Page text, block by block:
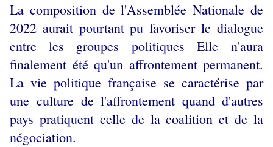
La composition de l'Assemblée Nationale de
2022 aurait pourtant pu favoriser le dialogue
entre les groupes politiques Elle n'aura
finalement été qu'un affrontement permanent.
La vie politique française se caractérise par
une culture de l'affrontement quand d'autres
pays pratiquent celle de la coalition et de la
négociation.